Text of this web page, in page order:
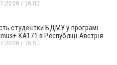
16:02
студентки БДМУ у програмі
KA171 в Республіці Австрія
15:51